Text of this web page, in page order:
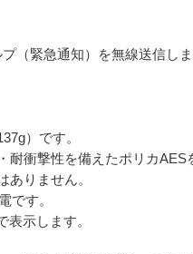
（緊急通知）を無線送信しま
）です。
衝撃性を備えたポリカAES
りません。
です。
示します。